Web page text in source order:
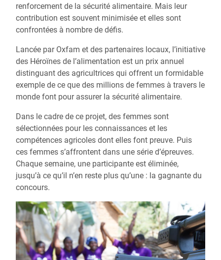
renforcement de la sécurité alimentaire. Mais leur
contribution est souvent minimisée et elles sont
confrontées à nombre de défis.
Lancée par Oxfam et des partenaires locaux, l’initiative
des Héroïnes de l’alimentation est un prix annuel
distinguant des agricultrices qui offrent un formidable
exemple de ce que des millions de femmes à travers le
monde font pour assurer la sécurité alimentaire.
Dans le cadre de ce projet, des femmes sont
sélectionnées pour les connaissances et les
compétences agricoles dont elles font preuve. Puis
ces femmes s’affrontent dans une série d’épreuves.
Chaque semaine, une participante est éliminée,
jusqu’à ce qu’il n’en reste plus qu’une : la gagnante du
concours.